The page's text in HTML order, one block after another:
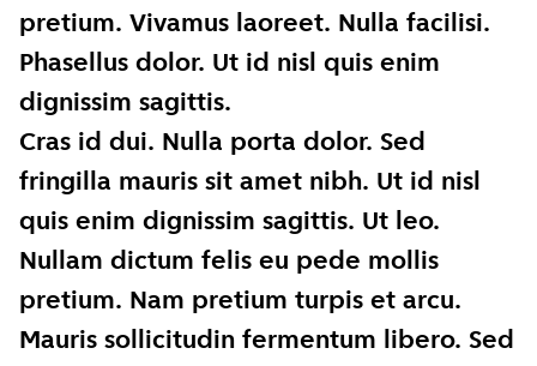
pretium. Vivamus laoreet. Nulla facilisi.
Phasellus dolor. Ut id nisl quis enim
dignissim sagittis.
Cras id dui. Nulla porta dolor. Sed
fringilla mauris sit amet nibh. Ut id nisl
quis enim dignissim sagittis. Ut leo.
Nullam dictum felis eu pede mollis
pretium. Nam pretium turpis et arcu.
Mauris sollicitudin fermentum libero. Sed